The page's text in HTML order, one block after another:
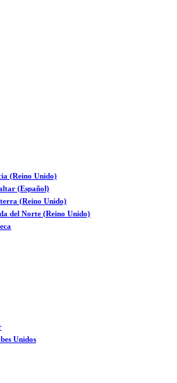
(Reino Unido)
(Español)
(Reino Unido)
del Norte (Reino Unido)
Unidos